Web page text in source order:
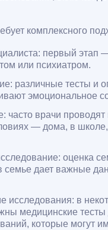
комплексного
первый этап
или психиатром.
различные тесты и
эмоциональное
часто врачи
— дома, в
оценка
семье дает важные
исследования: в
медицинские
которые могут